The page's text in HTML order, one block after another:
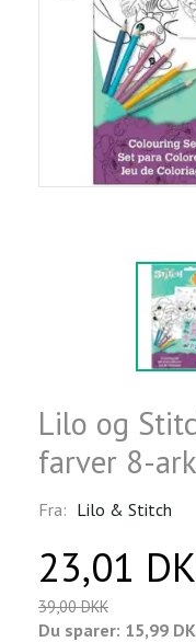
Lilo og
farver 8-ark
Fra: Lilo & Stitch
23,01
39,00 DKK
Du sparer: 15,99